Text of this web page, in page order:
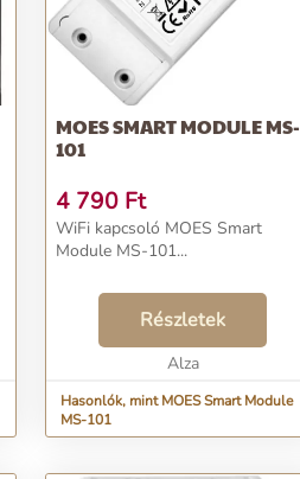
MOES SMART MODULE MS-
101
4 790 Ft
WiFi kapcsoló MOES Smart
Module MS-101...
Részletek
Alza
Hasonlók, mint MOES Smart Module
MS-101